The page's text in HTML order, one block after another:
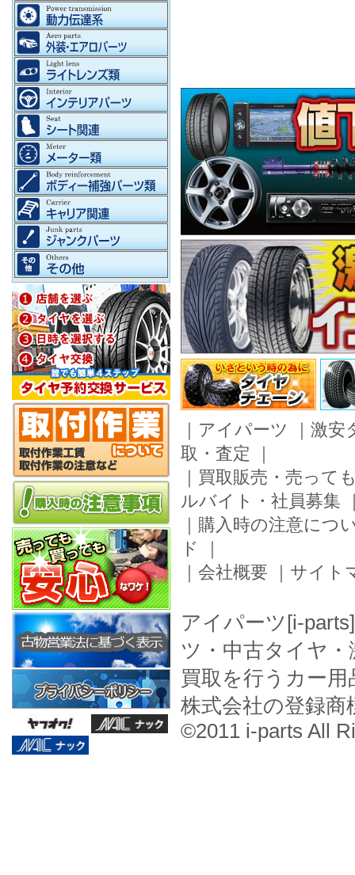
｜ アイパーツ ｜ 激安
取・査定 ｜
｜ 買取販売・売って
ルバイト・社員募集
｜ 購入時の注意につ
ド
｜
｜ 会社概要 ｜ サイト
アイパーツ[i-
ツ・中古タイヤ
買取を行うカー
株式会社の登録商
©2011 i-parts All